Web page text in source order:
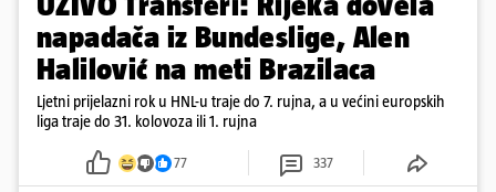
napadača iz Bundeslige, Alen
Halilović na meti Brazilaca
Ljetni prijelazni rok u HNL-u traje do 7. rujna, a u većini europskih
liga traje do 31. kolovoza ili 1. rujna
77 337